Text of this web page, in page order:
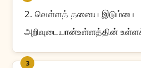
2. வெள்ளத் தனைய இடும்பை
அறிவுடையான்உள்ளத்தின்
3